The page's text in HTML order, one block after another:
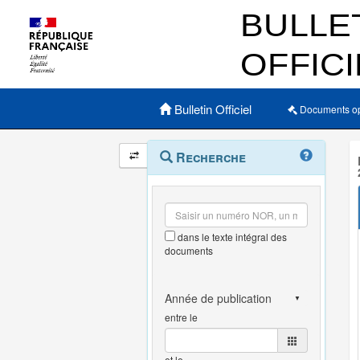
Menu principal
Bulletin Officiel Documents
Navigation
et
outils
annexes
Menu
contextuel
Recherche
dans le texte intégral des
documents
entre le